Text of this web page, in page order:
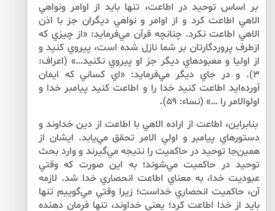
بر اساس توحيد در اطاعت، تنها بايد از اوامر ونواهي
الاهي اطاعت كرد و از اوامر و نواهي ديگران جز با اذن
الاهي اطاعت نكرد. چنانچه قرآن مي‌‌فرمايد: «از چيزي كه
ازطرف پروردگارتان بر شما نازل شده است، پيروي كنيد و
از اوليا و معبود‌‌هاي ديگر جز او پيروي نكنيد…» (اعراف:
۳). و در جاي ديگر مي‌‌فرمايد: «اي كساني كه ايمان
آورده‌‌ايد اطاعت كنيد خدا را و اطاعت كنيد پيامبر خدا و
اولوالامر را …» (نساء: ۵۹).
بنابراين، اطاعت از اراده الاهي با اطاعت از دين خداوند و
دستورهاي پيامبر و اولي الامر تحقق مي‌‌يابد. ايشان از
همين‌‌جا توحيد در حاكميت را نتيجه مي‌‌گيرند و وارد بحث
توحيد در حاكميت مي‌‌شوند؛ به اين صورت كه وقتي
عبوديت خدا، به معناي اطاعت انحصاري خدا شد. لازمه
آن، حاكميت انحصاري خداست؛ زيرا وقتي مي‌‌گوييم تنها
بايد از خدا اطاعت كرد؛ يعني خداوند، تنها فرمان دهنده